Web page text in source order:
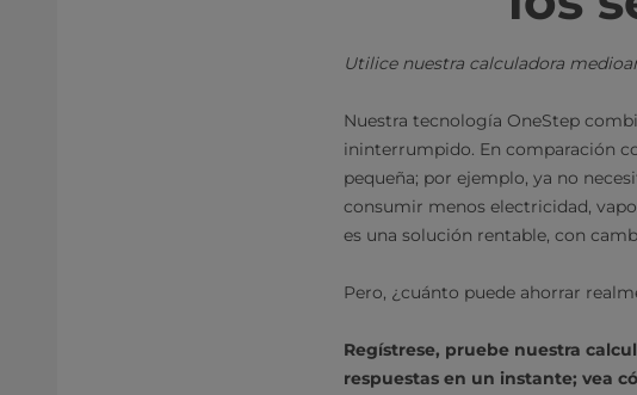
Utilice nuestra calculadora
Nuestra tecnología OneStep
ininterrumpido. En comparación
pequeña; por ejemplo, ya no
consumir menos electricidad,
es una solución rentable, con
Pero, ¿cuánto puede ahorrar
Regístrese, pruebe nuestra
respuestas en un instante; vea